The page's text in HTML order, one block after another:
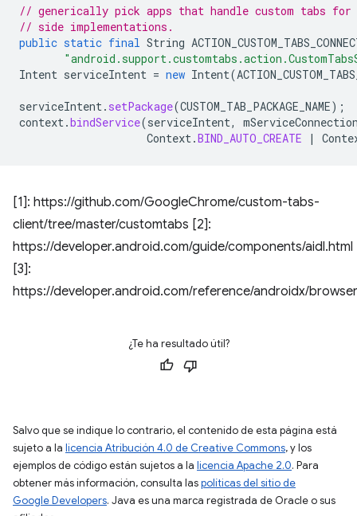
// generically pick apps that handle custom tabs
// side implementations.
public static final String
Intent serviceIntent = new Intent(
serviceIntent. setPackage(CUSTOM_TAB_PACKAGE_NAME);
context.bindService(serviceIntent,
Context.BIND_AUTO_CREATE |
[1]: https://github.com/GoogleChrome/custom-tabs-
client/tree/master/customtabs [2]:
https://developer.android.com/guide/components/aidl.html
[3]:
https://developer.android.com/reference/androidx/
¿Te ha resultado útil?
Salvo que se indique lo contrario, el contenido de esta página está
sujeto a la licencia Atribución 4.0 de Creative Commons, y los
ejemplos de código están sujetos a la licencia Apache 2.0. Para
obtener más información, consulta laspolíticas del sitio de
Google Developers. Java es una marca registrada de Oracle o sus